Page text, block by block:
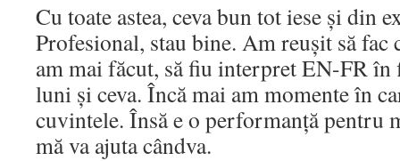
Cu toate astea, ceva bun tot iese și din
Profesional, stau bine. Am reușit să fac
am mai făcut, să fiu interpret EN-FR în
luni și ceva. Încă mai am momente în
cuvintele. Însă e o performanță pentru
mă va ajuta cândva.